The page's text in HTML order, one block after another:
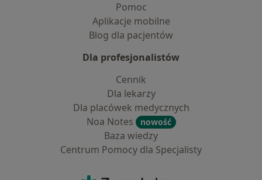
Pomoc
Aplikacje mobilne
Blog dla pacjentów
Dla profesjonalistów
Cennik
Dla lekarzy
Dla placówek medycznych
Noa Notes
nowość
Baza wiedzy
Centrum Pomocy dla Specjalisty